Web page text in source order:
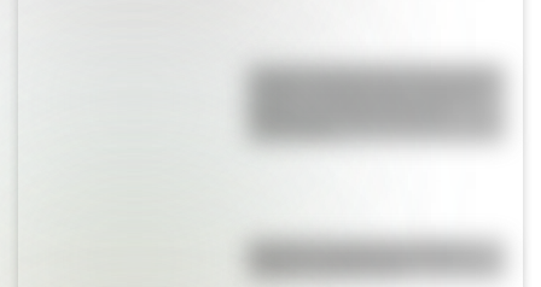
La gran hazaña del Cruce de los
Bandera de Bolivia: historia,
origen y significado